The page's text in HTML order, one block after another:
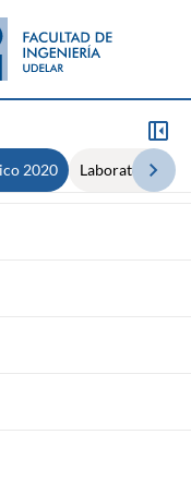
2020 Laboratorio 2020